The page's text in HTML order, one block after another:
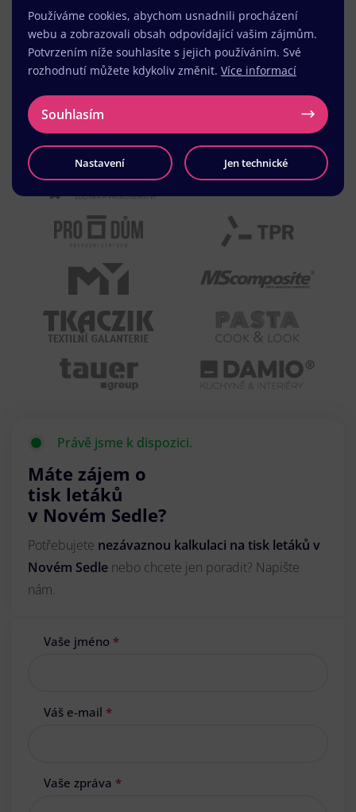
Právě jsme k dispozici.
Máte zájem o
tisk letáků
v Novém Sedle?
Potřebujete nezávaznou kalkulaci na tisk letáků v
Novém Sedle nebo chcete jen poradit? Napište
nám.
Vaše jméno *
Váš e-mail *
Vaše zpráva *
Používáme cookies, abychom usnadnili procházení
webu a zobrazovali obsah odpovídající vašim zájmům.
Potvrzením níže souhlasíte s jejich používáním. Své
rozhodnutí můžete kdykoliv změnit. Více informací
Souhlasím
Nastavení Jen technické